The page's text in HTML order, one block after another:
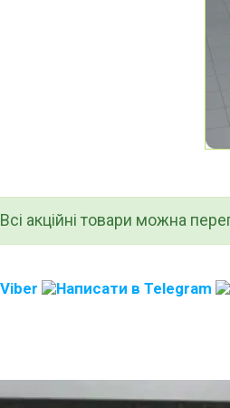
Всі акційні товари можна